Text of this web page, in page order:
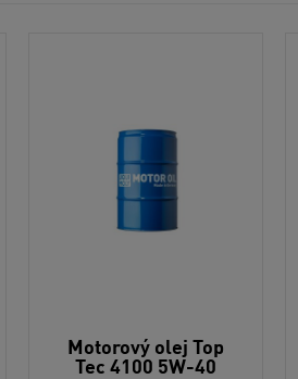
Motorový olej Top
Tec 4100 5W-40